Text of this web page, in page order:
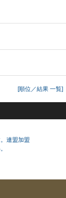
[順位／結果 一覧]
連盟加盟